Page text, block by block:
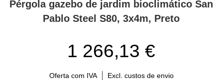
Pérgola gazebo de jardim bioclimático San
Pablo Steel S80, 3x4m, Preto
1 266,13 €
Oferta com IVA Excl. custos de envio